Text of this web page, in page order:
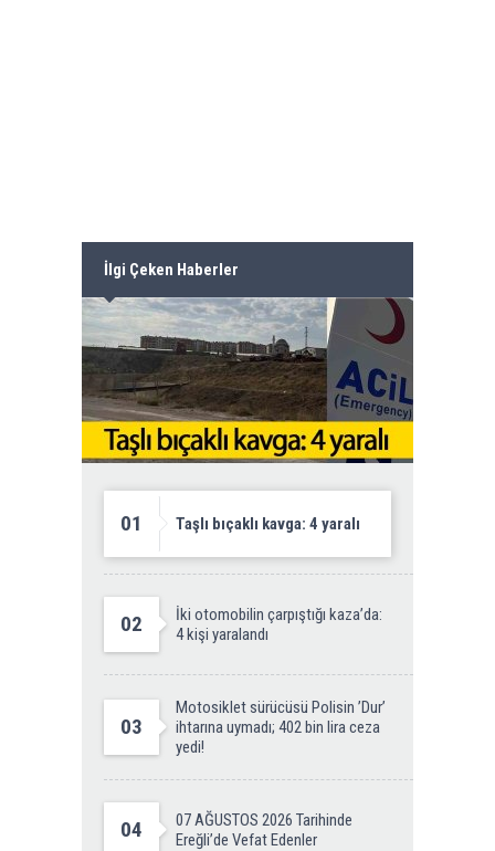
İlgi Çeken Haberler
01 Taşlı bıçaklı kavga: 4 yaralı
02
İki otomobilin çarpıştığı kaza’da:
4 kişi yaralandı
03
Motosiklet sürücüsü Polisin ’Dur’
ihtarına uymadı; 402 bin lira ceza
yedi!
04
07 AĞUSTOS 2026 Tarihinde
Ereğli’de Vefat Edenler